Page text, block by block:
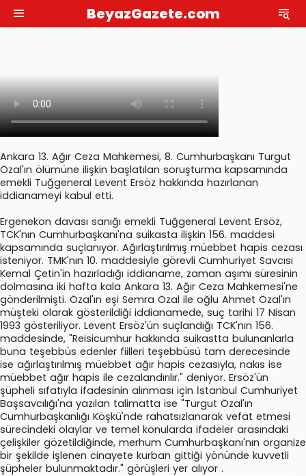
BeyazGazete.com
Ankara 13. Ağır Ceza Mahkemesi, 8. Cumhurbaşkanı Turgut
Özal'ın ölümüne ilişkin başlatılan soruşturma kapsamında
emekli Tuğgeneral Levent Ersöz hakkında hazırlanan
iddianameyi kabul etti.
Ergenekon davası sanığı emekli Tuğgeneral Levent Ersöz,
TCK'nın Cumhurbaşkanı'na suikasta ilişkin 156. maddesi
kapsamında suçlanıyor. Ağırlaştırılmış müebbet hapis cezası
isteniyor. TMK'nın 10. maddesiyle görevli Cumhuriyet Savcısı
Kemal Çetin'in hazırladığı iddianame, zaman aşımı süresinin
dolmasına iki hafta kala Ankara 13. Ağır Ceza Mahkemesi'ne
gönderilmişti. Özal'ın eşi Semra Özal ile oğlu Ahmet Özal'ın
müşteki olarak gösterildiği iddianamede, suç tarihi 17 Nisan
1993 gösteriliyor. Levent Ersöz'ün suçlandığı TCK'nın 156.
maddesinde, "Reisicumhur hakkında suikastta bulunanlarla
buna teşebbüs edenler fiilleri teşebbüsü tam derecesinde
ise ağırlaştırılmış müebbet ağır hapis cezasıyla, nakıs ise
müebbet ağır hapis ile cezalandırılır." deniyor. Ersöz'ün
şüpheli sıfatıyla ifadesinin alınması için İstanbul Cumhuriyet
Başsavcılığı'na yazılan talimatta ise "Turgut Özal'ın
Cumhurbaşkanlığı Köşkü'nde rahatsızlanarak vefat etmesi
sürecindeki olaylar ve temel konularda ifadeler arasındaki
çelişkiler gözetildiğinde, merhum Cumhurbaşkanı'nın organize
bir şekilde işlenen cinayete kurban gittiği yönünde kuvvetli
şüpheler bulunmaktadır." görüşleri yer alıyor .